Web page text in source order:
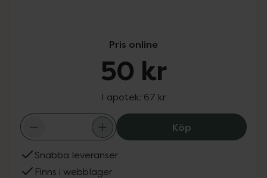
Pris online
50 kr
I apotek: 67 kr
KöpCCS Vårdande
Snabba leveranser
Finns i webblager